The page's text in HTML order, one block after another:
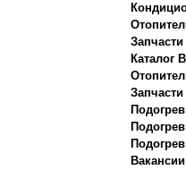
Каталог
Вакансии